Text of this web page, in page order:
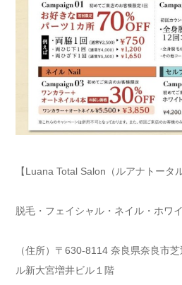
【Luana Total Salon（ルアナトータ
脱毛・フェイシャル・ネイル・ホワ
（住所）〒630-8114 奈良県奈良市
ル新大宮増井ビル１階